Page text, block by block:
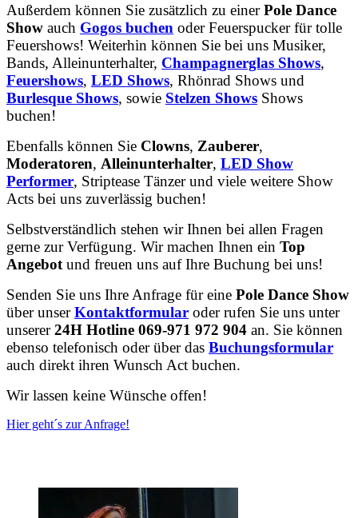
Außerdem können Sie zusätzlich zu einerPole Dance
Show auch Gogos buchen oder Feuerspucker für tolle
Feuershows! Weiterhin können Sie bei uns Musiker,
Bands, Alleinunterhalter, Champagnerglas Shows,
Feuershows, LED Shows, Rhönrad Shows und
Burlesque Shows, sowie Stelzen Shows Shows
buchen!
Ebenfalls können Sie Clowns, Zauberer,
Moderatoren, Alleinunterhalter, LED Show
Performer, Striptease Tänzer und viele weitere Show
Acts bei uns zuverlässig buchen!
Selbstverständlich stehen wir Ihnen bei allen Fragen
gerne zur Verfügung. Wir machen Ihnen ein Top
Angebot und freuen uns auf Ihre Buchung bei uns!
Senden Sie uns Ihre Anfrage für eine Pole Dance Show
über unserKontaktformular oder rufen Sie uns unter
unserer24H Hotline 069-971 972 904 an. Sie können
ebenso telefonisch oder über das Buchungsformular
auch direkt ihren Wunsch Act buchen.
Wir lassen keine Wünsche offen!
Hier geht´s zur Anfrage!